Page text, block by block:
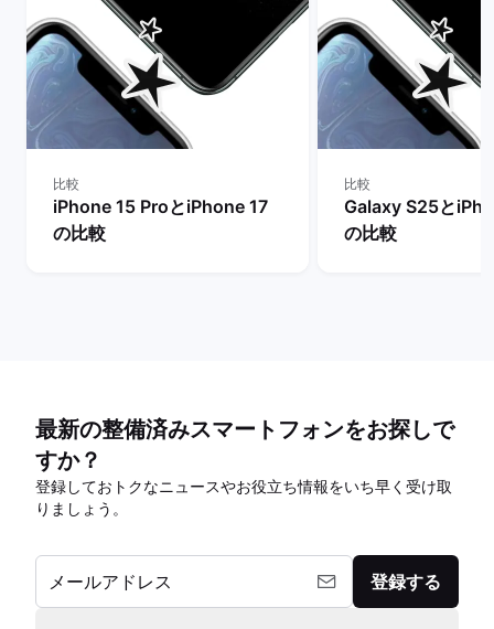
比較
iPhone 15 ProとiPhone 17
の比較
比較
Galaxy S25と
の比較
最新の整備済みスマートフォンをお探しで
すか？
登録しておトクなニュースやお役立ち情報をいち早く受け取
りましょう。
メールアドレス 登録する